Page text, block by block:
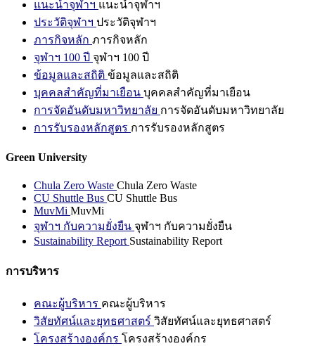
แนะนำจุฬาฯ แนะนำจุฬาฯ
ประวัติจุฬาฯ ประวัติจุฬาฯ
ภารกิจหลัก ภารกิจหลัก
จุฬาฯ 100 ปี จุฬาฯ 100 ปี
ข้อมูลและสถิติ ข้อมูลและสถิติ
บุคคลสำคัญที่มาเยือน บุคคลสำคัญที่มาเยือน
การจัดอันดับมหาวิทยาลัย การจัดอันดับมหาวิทยาลัย
การรับรองหลักสูตร การรับรองหลักสูตร
Green University
Chula Zero Waste Chula Zero Waste
CU Shuttle Bus CU Shuttle Bus
MuvMi MuvMi
จุฬาฯ กับความยั่งยืน จุฬาฯ กับความยั่งยืน
Sustainability Report Sustainability Report
การบริหาร
คณะผู้บริหาร คณะผู้บริหาร
วิสัยทัศน์และยุทธศาสตร์ วิสัยทัศน์และยุทธศาสตร์
โครงสร้างองค์กร โครงสร้างองค์กร